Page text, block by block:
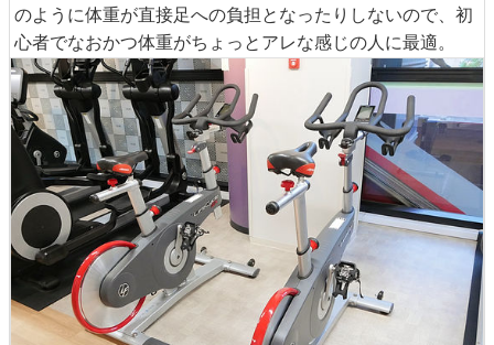
のように体重が直接足への負担となったりしないので、初
心者でなおかつ体重がちょっとアレな感じの人に最適。